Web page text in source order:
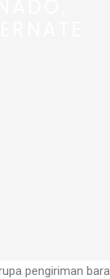
pengiriman